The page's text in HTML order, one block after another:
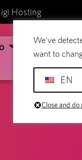
Hosting
Correio
We've
want to
EN
Close and